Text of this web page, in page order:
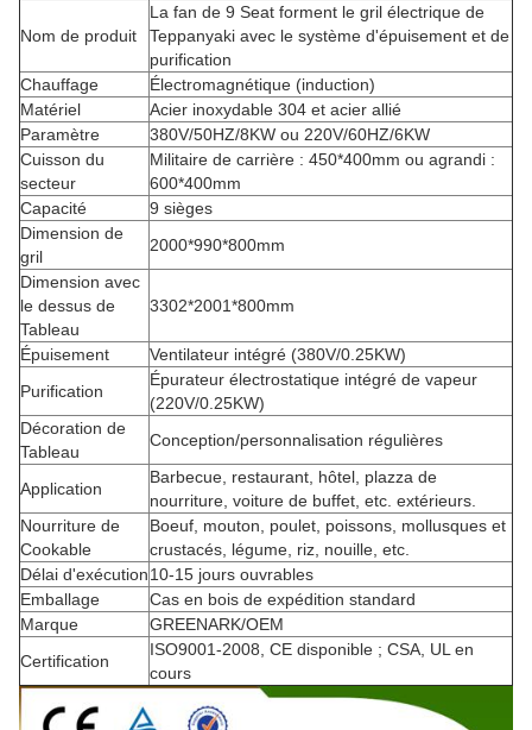
Nom de produit
La fan de 9 Seat forment le gril électrique de
Teppanyaki avec le système d'épuisement et de
purification
Chauffage
Électromagnétique (induction)
Matériel
Acier inoxydable 304 et acier allié
Paramètre
380V/50HZ/8KW ou 220V/60HZ/6KW
Cuisson du
secteur
Militaire de carrière : 450*400mm ou agrandi :
600*400mm
Capacité
9 sièges
Dimension de
gril
2000*990*800mm
Dimension avec
le dessus de
Tableau
3302*2001*800mm
Épuisement
Ventilateur intégré (380V/0.25KW)
Purification
Épurateur électrostatique intégré de vapeur
(220V/0.25KW)
Décoration de
Tableau
Conception/personnalisation régulières
Application
Barbecue, restaurant, hôtel, plazza de
nourriture, voiture de buffet, etc. extérieurs.
Nourriture de
Cookable
Boeuf, mouton, poulet, poissons, mollusques et
crustacés, légume, riz, nouille, etc.
Délai d'exécution10-15 jours ouvrables
Emballage
Cas en bois de expédition standard
Marque
GREENARK/OEM
Certification
ISO9001-2008, CE disponible ; CSA, UL en
cours